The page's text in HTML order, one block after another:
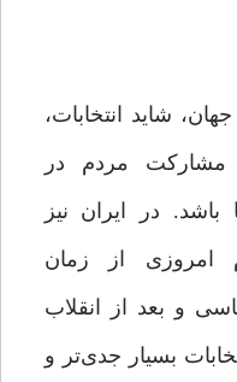
شاید انتخابات،
مشارکت مردم در
در ایران نیز
امروزی از زمان
و بعد از انقلاب
بسیار جدی‌تر و